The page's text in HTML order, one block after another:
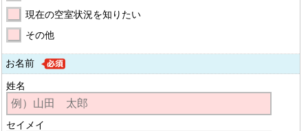
現在の空室状況を知りたい
その他
お名前
姓名
セイメイ